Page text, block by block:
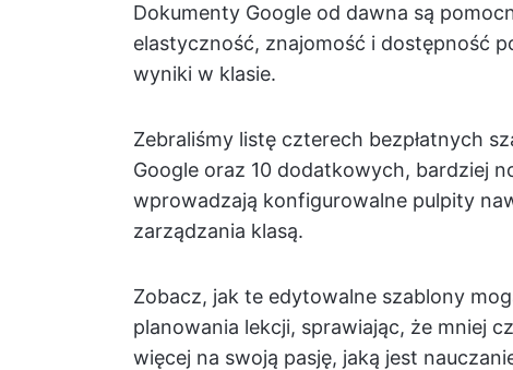
Dokumenty Google od dawna są
elastyczność, znajomość i dostępność
wyniki w klasie.
Zebraliśmy listę czterech bezpłatnych
Google oraz 10 dodatkowych, bardziej
wprowadzają konfigurowalne pulpity
zarządzania klasą.
Zobacz, jak te edytowalne szablony
planowania lekcji, sprawiając, że mniej
więcej na swoją pasję, jaką jest